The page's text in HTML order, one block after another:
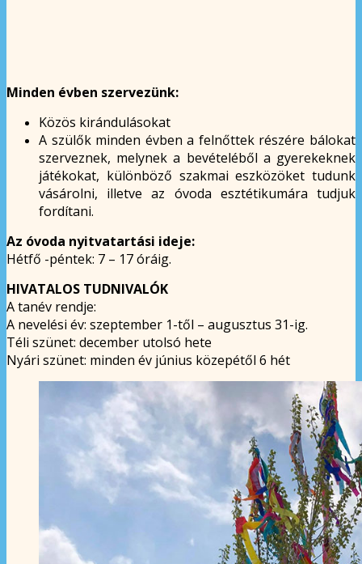
Minden évben szervezünk:
Közös kirándulásokat
A szülők minden évben a felnőttek részére bálokat
szerveznek, melynek a bevételéből a gyerekeknek
játékokat, különböző szakmai eszközöket tudunk
vásárolni, illetve az óvoda esztétikumára tudjuk
fordítani.
Az óvoda nyitvatartási ideje:
Hétfő -péntek: 7 – 17 óráig.
HIVATALOS TUDNIVALÓK
A tanév rendje:
A nevelési év: szeptember 1-től – augusztus 31-ig.
Téli szünet: december utolsó hete
Nyári szünet: minden év június közepétől 6 hét